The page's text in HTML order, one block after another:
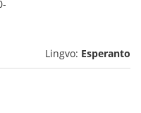
Lingvo: Esperanto